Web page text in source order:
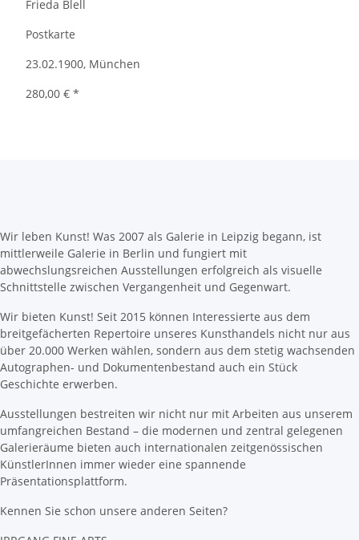
Frieda Blell
Postkarte
23.02.1900, München
280,00 € *
Wir leben Kunst! Was 2007 als Galerie in Leipzig begann, ist
mittlerweile Galerie in Berlin und fungiert mit
abwechslungsreichen Ausstellungen erfolgreich als visuelle
Schnittstelle zwischen Vergangenheit und Gegenwart.
Wir bieten Kunst! Seit 2015 können Interessierte aus dem
breitgefächerten Repertoire unseres Kunsthandels nicht nur aus
über 20.000 Werken wählen, sondern aus dem stetig wachsenden
Autographen- und Dokumentenbestand auch ein Stück
Geschichte erwerben.
Ausstellungen bestreiten wir nicht nur mit Arbeiten aus unserem
umfangreichen Bestand – die modernen und zentral gelegenen
Galerieräume bieten auch internationalen zeitgenössischen
KünstlerInnen immer wieder eine spannende
Präsentationsplattform.
Kennen Sie schon unsere anderen Seiten?